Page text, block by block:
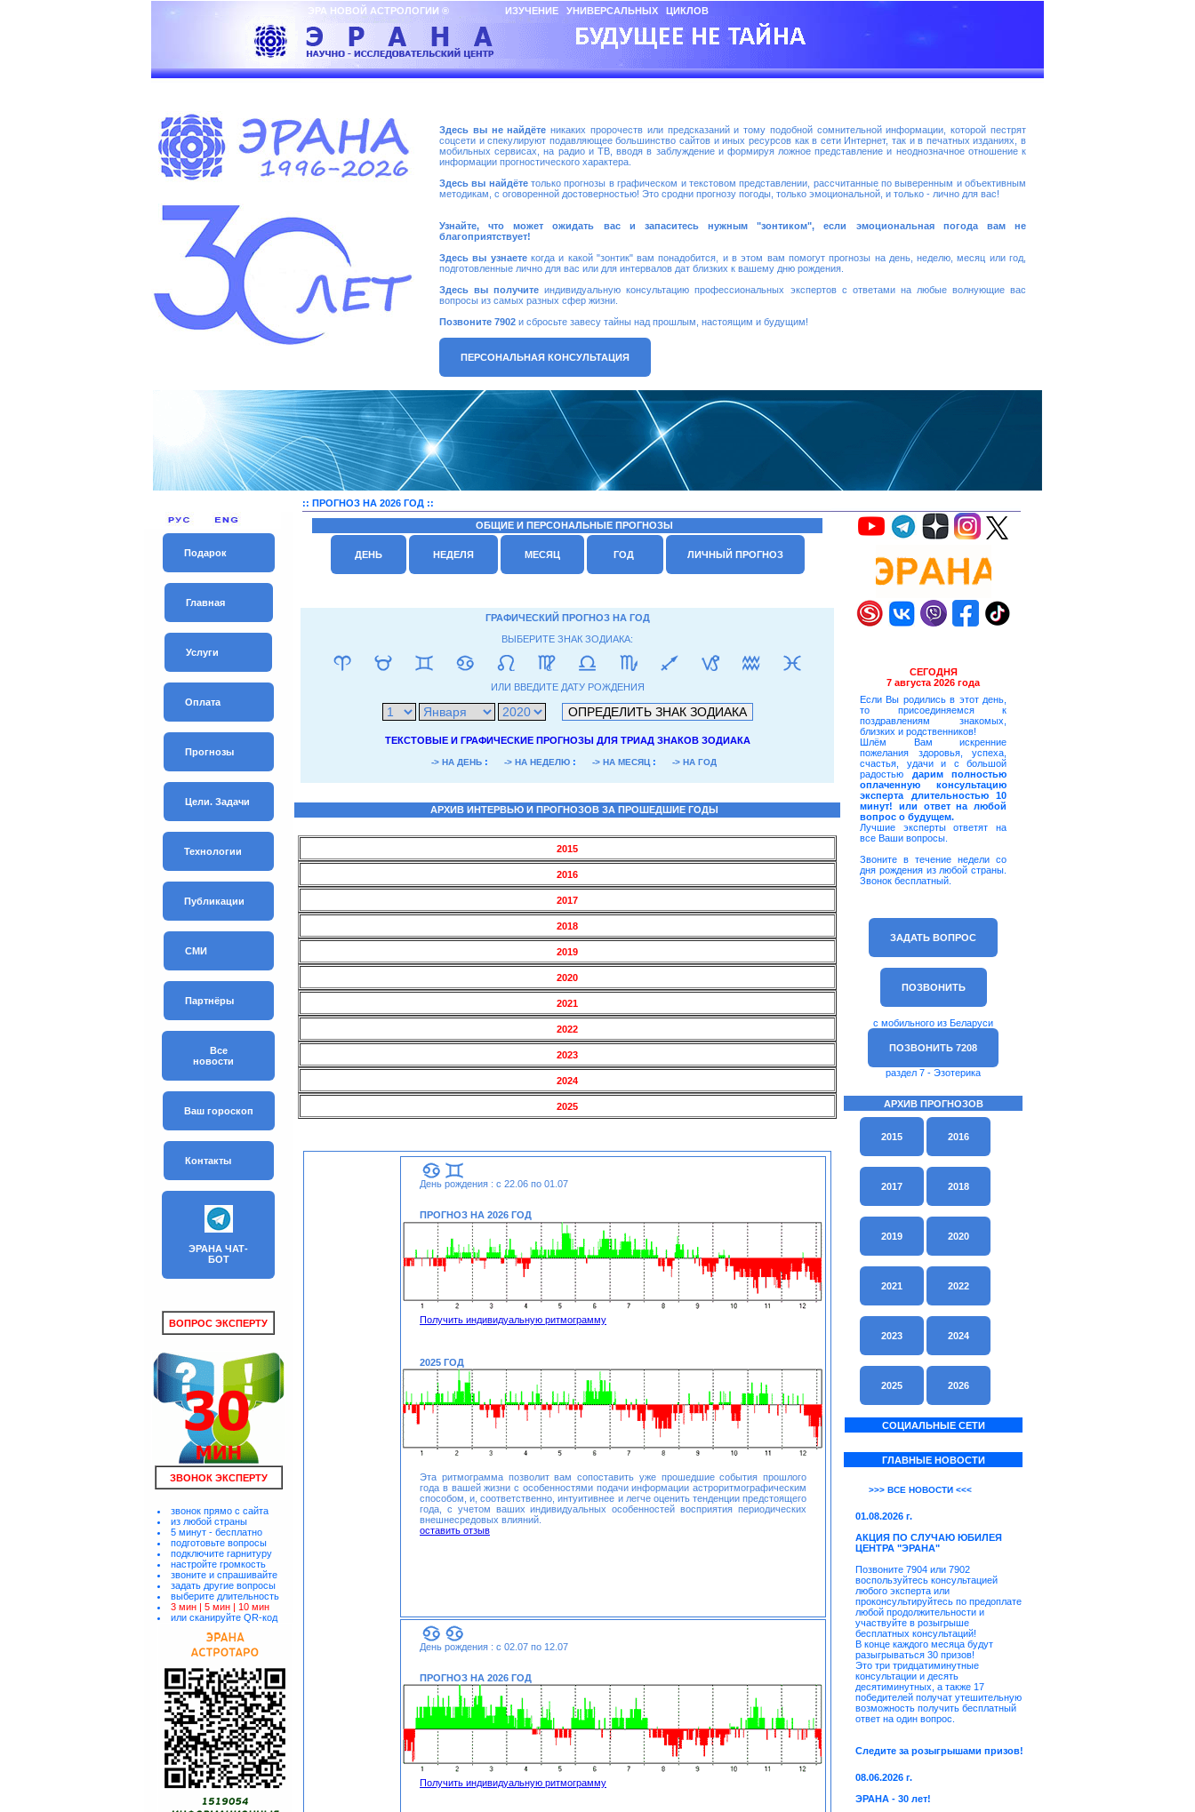
ЭРА НОВОЙ АСТРОЛОГИИ ® ИЗУЧЕНИЕ УНИВЕРСАЛЬНЫХ ЦИКЛОВ
Здесь вы не найдёте никаких пророчеств или предсказаний и тому подобной сомнительной информации, которой пестрят
соцсети и спекулируют подавляющее большинство сайтов и иных ресурсов как в сети Интернет, так и в печатных изданиях, в
мобильных сервисах, на радио и ТВ, вводя в заблуждение и формируя ложное представление и неоднозначное отношение к
информации прогностического характера.
Здесь вы найдётетолько прогнозы в графическом и текстовом представлении, рассчитанные по выверенным и объективным
методикам, с оговоренной достоверностью! Это сродни прогнозу погоды, только эмоциональной, и только - лично для вас!
Узнайте, что может ожидать вас и запаситесь нужным "зонтиком", если эмоциональная погода вам не
благоприятствует!
Здесь вы узнаетекогда и какой "зонтик" вам понадобится, и в этом вам помогут прогнозы на день, неделю, месяц или год,
подготовленные лично для вас или для интервалов дат близких к вашему дню рождения.
Здесь вы получите индивидуальную консультацию профессиональных экспертов с ответами на любые волнующие вас
вопросы из самых разных сфер жизни.
Позвоните 7902 и сбросьте завесу тайны над прошлым, настоящим и будущим!
ПЕРСОНАЛЬНАЯ КОНСУЛЬТАЦИЯ
:: ПРОГНОЗ НА 2026 ГОД ::
Подарок
Главная
Услуги
Оплата
Прогнозы
Цели. Задачи
Технологии
Публикации
СМИ
Партнёры
Все
новости
Ваш гороскоп
Контакты
ЭРАНА ЧАТ-
БОТ
ВОПРОС ЭКСПЕРТУ
ЗВОНОК ЭКСПЕРТУ
звонок прямо с сайта
из любой страны
5 минут - бесплатно
подготовьте вопросы
подключите гарнитуру
настройте громкость
звоните и спрашивайте
задать другие вопросы
выберите длительность
3 мин | 5 мин | 10 мин
или сканируйте QR-код
ОБЩИЕ И ПЕРСОНАЛЬНЫЕ ПРОГНОЗЫ
ДЕНЬ НЕДЕЛЯ МЕСЯЦ ГОД ЛИЧНЫЙ ПРОГНОЗ
ГРАФИЧЕСКИЙ ПРОГНОЗ НА ГОД
ВЫБЕРИТЕ ЗНАК ЗОДИАКА:
ИЛИ ВВЕДИТЕ ДАТУ РОЖДЕНИЯ
ТЕКСТОВЫЕ И ГРАФИЧЕСКИЕ ПРОГНОЗЫ ДЛЯ ТРИАД ЗНАКОВ ЗОДИАКА
-> НА ДЕНЬ : -> НА НЕДЕЛЮ : -> НА МЕСЯЦ : -> НА ГОД
АРХИВ ИНТЕРВЬЮ И ПРОГНОЗОВ ЗА ПРОШЕДШИЕ ГОДЫ
2015
2016
2017
2018
2019
2020
2021
2022
2023
2024
2025
День рождения : с 22.06 по 01.07
ПРОГНОЗ НА 2026 ГОД
Получить индивидуальную ритмограмму
2025 ГОД
Эта ритмограмма позволит вам сопоставить уже прошедшие события прошлого
года в вашей жизни с особенностями подачи информации астроритмографическим
способом, и, соответственно, интуитивнее и легче оценить тенденции предстоящего
года, с учетом ваших индивидуальных особенностей восприятия периодических
внешнесредовых влияний.
оставить отзыв
День рождения : с 02.07 по 12.07
ПРОГНОЗ НА 2026 ГОД
Получить индивидуальную ритмограмму
СЕГОДНЯ
7 августа 2026 года
Если Вы родились в этот день,
то присоединяемся к
поздравлениям знакомых,
близких и родственников!
Шлём Вам искренние
пожелания здоровья, успеха,
счастья, удачи и с большой
радостью
дарим полностью
оплаченную консультацию
эксперта длительностью 10
минут! или ответ на любой
вопрос о будущем.
Лучшие эксперты ответят на
все Ваши вопросы.
Звоните в течение недели со
дня рождения из любой страны.
Звонок бесплатный.
ЗАДАТЬ ВОПРОС
ПОЗВОНИТЬ
с мобильного из Беларуси
ПОЗВОНИТЬ 7208
раздел 7 - Эзотерика
АРХИВ ПРОГНОЗОВ
2015 2016
2017 2018
2019 2020
2021 2022
2023 2024
2025 2026
СОЦИАЛЬНЫЕ СЕТИ
ГЛАВНЫЕ НОВОСТИ
>>> ВСЕ НОВОСТИ <<<
01.08.2026 г.
АКЦИЯ ПО СЛУЧАЮ ЮБИЛЕЯ
ЦЕНТРА "ЭРАНА"
Позвоните 7904 или 7902
воспользуйтесь консультацией
любого эксперта или
проконсультируйтесь по предоплате
любой продолжительности и
участвуйте в розыгрыше
бесплатных консультаций!
В конце каждого месяца будут
разыгрываться 30 призов!
Это три тридцатиминутные
консультации и десять
десятиминутных, а также 17
победителей получат утешительную
возможность получить бесплатный
ответ на один вопрос.
Следите за розыгрышами призов!
08.06.2026 г.
ЭРАНА - 30 лет!